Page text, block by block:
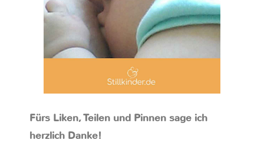
Fürs Liken, Teilen und Pinnen sage ich
herzlich Danke!